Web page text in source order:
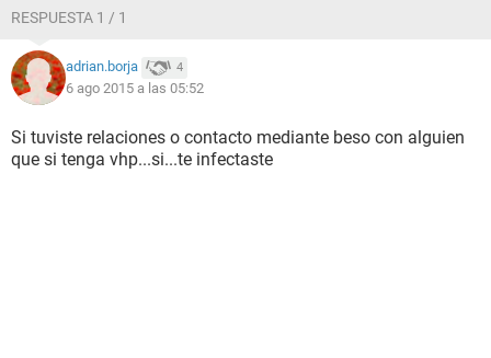
RESPUESTA 1 / 1
adrian.borja 4
6 ago 2015 a las 05:52
Si tuviste relaciones o contacto mediante beso con alguien
que si tenga vhp...si...te infectaste